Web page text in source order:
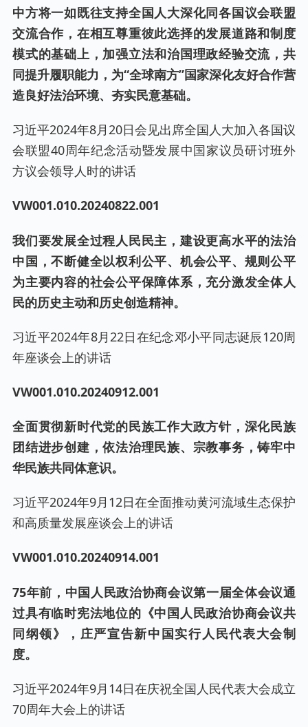
中方将一如既往支持全国人大深化同各国议会联盟
交流合作，在相互尊重彼此选择的发展道路和制度
模式的基础上，加强立法和治国理政经验交流，共
同提升履职能力，为“全球南方”国家深化友好合作营
造良好法治环境、夯实民意基础。
习近平2024年8月20日会见出席全国人大加入各国议
会联盟40周年纪念活动暨发展中国家议员研讨班外
方议会领导人时的讲话
VW001.010.20240822.001
我们要发展全过程人民民主，建设更高水平的法治
中国，不断健全以权利公平、机会公平、规则公平
为主要内容的社会公平保障体系，充分激发全体人
民的历史主动和历史创造精神。
习近平2024年8月22日在纪念邓小平同志诞辰120周
年座谈会上的讲话
VW001.010.20240912.001
全面贯彻新时代党的民族工作大政方针，深化民族
团结进步创建，依法治理民族、宗教事务，铸牢中
华民族共同体意识。
习近平2024年9月12日在全面推动黄河流域生态保护
和高质量发展座谈会上的讲话
VW001.010.20240914.001
75年前，中国人民政治协商会议第一届全体会议通
过具有临时宪法地位的《中国人民政治协商会议共
同纲领》，庄严宣告新中国实行人民代表大会制
度。
习近平2024年9月14日在庆祝全国人民代表大会成立
70周年大会上的讲话